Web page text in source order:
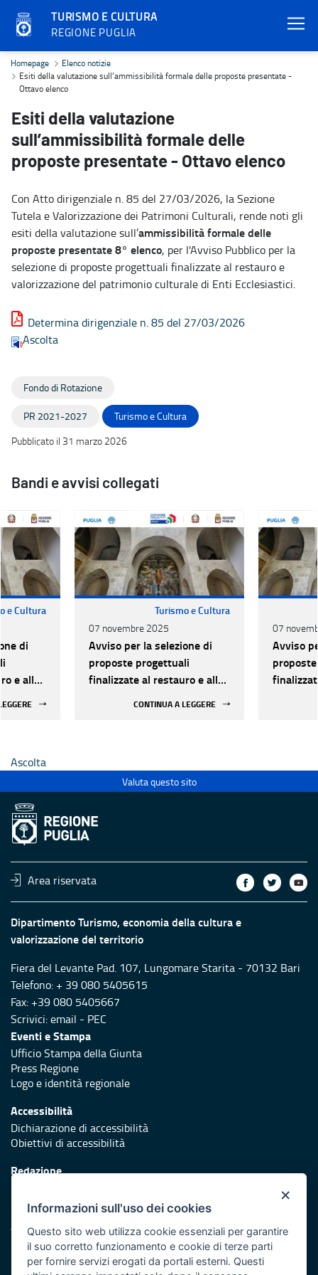
TURISMO E CULTURA
REGIONE PUGLIA
Esiti della valutazione sull’ammissibilità formale delle proposte
Homepage
Elenco notizie
Esiti della valutazione sull’ammissibilità formale delle proposte presentate -
Ottavo elenco
Esiti della valutazione
sull’ammissibilità formale delle
proposte presentate - Ottavo elenco
Con Atto dirigenziale n. 85 del 27/03/2026, la Sezione
Tutela e Valorizzazione dei Patrimoni Culturali, rende noti gli
esiti della valutazione sull’ammissibilità formale delle
proposte presentate8° elenco, per l'Avviso Pubblico per la
selezione di proposte progettuali finalizzate al restauro e
valorizzazione del patrimonio culturale di Enti Ecclesiastici.
Determina dirigenziale n. 85 del 27/03/2026
Ascolta
Fondo di Rotazione
PR 2021-2027
Turismo e Cultura
Pubblicato il 31 marzo 2026
Bandi e avvisi collegati
e Cultura
di
e alla
Turismo e Cultura
07 novembre 2025
Avviso per la selezione di
proposte progettuali
finalizzate al restauro e alla
CONTINUA A LEGGERE
07
Avviso
Ascolta
Valuta questo sito
Area riservata
Dipartimento Turismo, economia della cultura e
valorizzazione del territorio
Fiera del Levante Pad. 107, Lungomare Starita - 70132 Bari
Telefono: + 39 080 5405615
Fax: +39 080 5405667
Scrivici:email - PEC
Eventi e Stampa
Ufficio Stampa della Giunta
Press Regione
Logo e identità regionale
Accessibilità
Dichiarazione di accessibilità
Obiettivi di accessibilità
Redazione
Protezione civile
Vai al sito di Protezione Civile Puglia
Iniziativa finanziata con risorse del POR Puglia 2014/2020 -
×
Informazioni sull'uso dei cookies
Questo sito web utilizza cookie essenziali per garantire
il suo corretto funzionamento e cookie di terze parti
per fornire servizi erogati da portali esterni. Questi